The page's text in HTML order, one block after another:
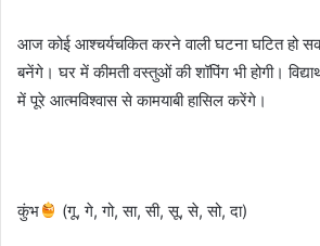
आज कोई आश्चर्यचकित करने वाली घटना घटित हो
बनेंगे। घर में कीमती वस्तुओं की शॉपिंग भी होगी।
में पूरे आत्मविश्वास से कामयाबी हासिल करेंगे।
कुंभ (गू, गे, गो, सा, सी, सू, से, सो, दा)